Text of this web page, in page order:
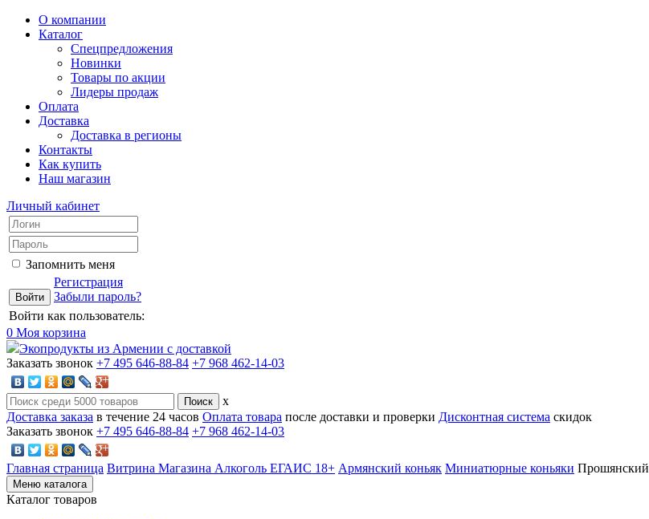
О компании
Каталог
Спецпредложения
Новинки
Товары по акции
Лидеры продаж
Оплата
Доставка
Доставка в регионы
Контакты
Как купить
Наш магазин
Личный кабинет
Запомнить меня
Регистрация
Забыли пароль?
Войти как пользователь:
0 Моя корзина
Экопродукты из Армении с доставкой
Заказать звонок +7 495 646-88-84 +7 968 462-14-03
x
Доставка заказа в течение 24 часов Оплата товара после доставки и проверки Дисконтная система скидок
Заказать звонок +7 495 646-88-84 +7 968 462-14-03
Главная страница Витрина Магазина Алкоголь ЕГАИС 18+ Армянский коньяк Миниатюрные коньяки Прошянский
Меню каталога
Каталог товаров